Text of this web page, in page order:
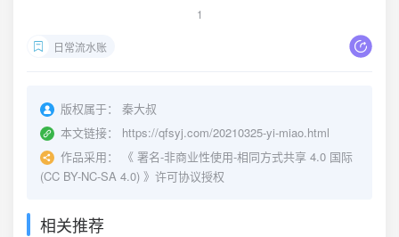
1
日常流水账
版权属于：
秦大叔
本文链接：
https://qfsyj.com/20210325-yi-miao.html
作品采用：
《 署名-非商业性使用-相同方式共享 4.0 国际
(CC BY-NC-SA 4.0) 》许可协议授权
相关推荐